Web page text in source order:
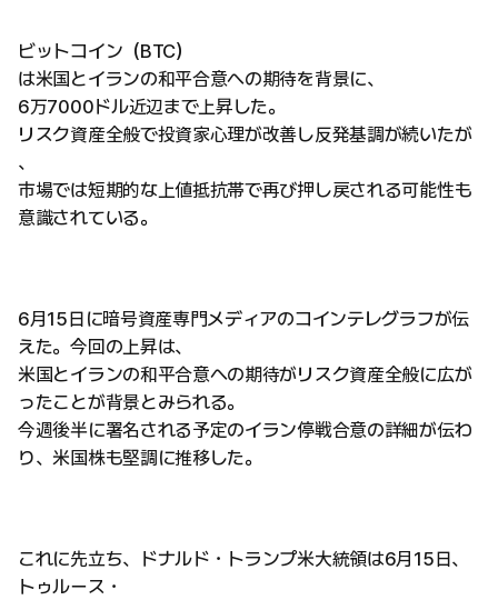
ビットコイン（BTC）
は米国とイランの和平合意への期待を背景に、
6万7000ドル近辺まで上昇した。
リスク資産全般で投資家心理が改善し反発基調が続いたが
、
市場では短期的な上値抵抗帯で再び押し戻される可能性も
意識されている。
6月15日に暗号資産専門メディアのコインテレグラフが伝
えた。今回の上昇は、
米国とイランの和平合意への期待がリスク資産全般に広が
ったことが背景とみられる。
今週後半に署名される予定のイラン停戦合意の詳細が伝わ
り、米国株も堅調に推移した。
これに先立ち、ドナルド・トランプ米大統領は6月15日、
トゥルース・